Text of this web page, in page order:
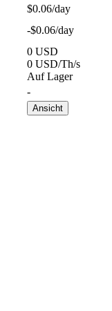
$0.06/day
-$0.06/day
0 USD
0 USD/Th/s
Auf Lager
-
Ansicht